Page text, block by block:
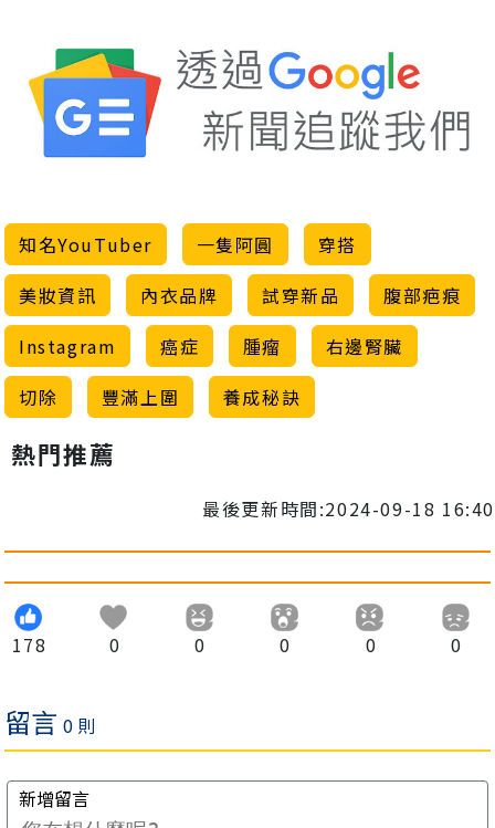
知名YouTuber 一隻阿圓
穿搭
美妝資訊
內衣品牌 試穿新品
腹部疤痕
Instagram
癌症 腫瘤
右邊腎臟
切除
豐滿上圍 養成秘訣
熱門推薦
最後更新時間:2024-09-18 16:40
178 0 0 0 0 0